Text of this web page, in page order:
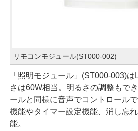
リモコンモジュール(ST000-002)
「照明モジュール」(ST000-003)
さは60W相当。明るさの調整もで
ールと同様に音声でコントロール
機能やタイマー設定機能、消し忘
能。